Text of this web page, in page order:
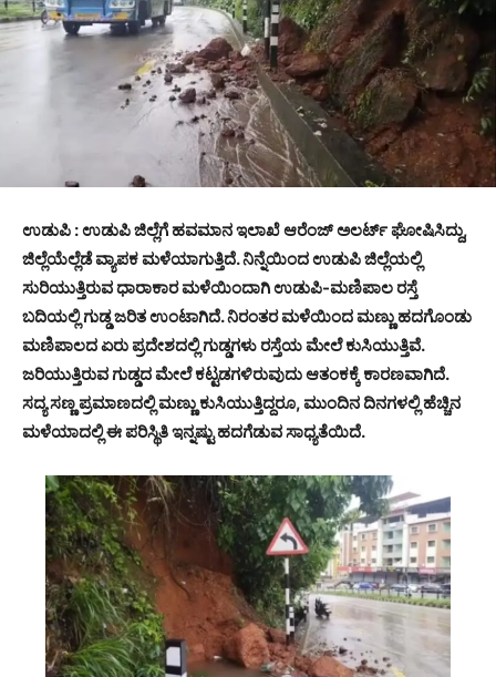
ಉಡುಪಿ : ಉಡುಪಿ ಜಿಲ್ಲೆಗೆ ಹವಮಾನ ಇಲಾಖೆ ಆರೆಂಜ್ ಅಲರ್ಟ್ ಘೋಷಿಸಿದ್ದು,
ಜಿಲ್ಲೆಯೆಲ್ಲೆಡೆ ವ್ಯಾಪಕ ಮಳೆಯಾಗುತ್ತಿದೆ. ನಿನ್ನೆಯಿಂದ ಉಡುಪಿ ಜಿಲ್ಲೆಯಲ್ಲಿ
ಸುರಿಯುತ್ತಿರುವ ಧಾರಾಕಾರ ಮಳೆಯಿಂದಾಗಿ ಉಡುಪಿ-ಮಣಿಪಾಲ ರಸ್ತೆ
ಬದಿಯಲ್ಲಿ ಗುಡ್ಡ ಜರಿತ ಉಂಟಾಗಿದೆ. ನಿರಂತರ ಮಳೆಯಿಂದ ಮಣ್ಣು ಹದಗೊಂಡು
ಮಣಿಪಾಲದ ಏರು ಪ್ರದೇಶದಲ್ಲಿ ಗುಡ್ಡಗಳು ರಸ್ತೆಯ ಮೇಲೆ ಕುಸಿಯುತ್ತಿವೆ.
ಜರಿಯುತ್ತಿರುವ ಗುಡ್ಡದ ಮೇಲೆ ಕಟ್ಟಡಗಳಿರುವುದು ಆತಂಕಕ್ಕೆ ಕಾರಣವಾಗಿದೆ.
ಸದ್ಯ ಸಣ್ಣ ಪ್ರಮಾಣದಲ್ಲಿ ಮಣ್ಣು ಕುಸಿಯುತ್ತಿದ್ದರೂ, ಮುಂದಿನ ದಿನಗಳಲ್ಲಿ ಹೆಚ್ಚಿನ
ಮಳೆಯಾದಲ್ಲಿ ಈ ಪರಿಸ್ಥಿತಿ ಇನ್ನಷ್ಟು ಹದಗೆಡುವ ಸಾಧ್ಯತೆಯಿದೆ.